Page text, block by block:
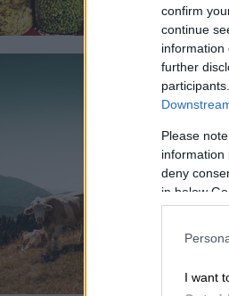
confirm
continue
information
further
Please
information
deny
in below
I want